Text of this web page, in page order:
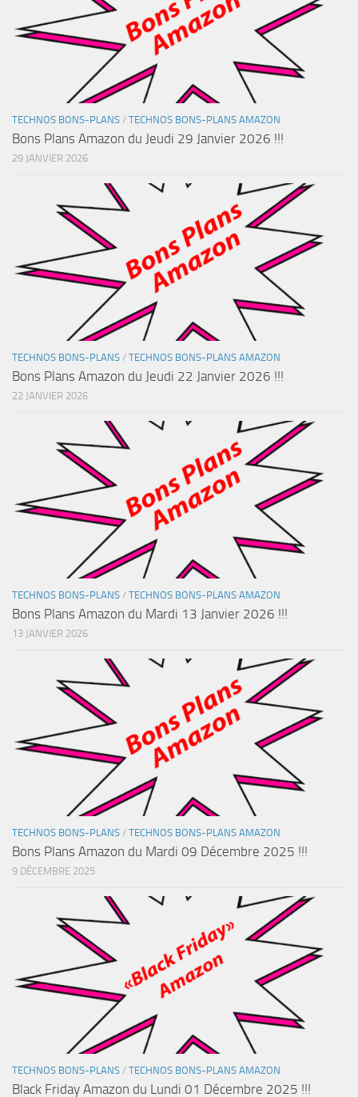
TECHNOS BONS-PLANS / TECHNOS BONS-PLANS AMAZON
Bons Plans Amazon du Jeudi 29 Janvier 2026 !!!
29 JANVIER 2026
TECHNOS BONS-PLANS / TECHNOS BONS-PLANS AMAZON
Bons Plans Amazon du Jeudi 22 Janvier 2026 !!!
22 JANVIER 2026
TECHNOS BONS-PLANS / TECHNOS BONS-PLANS AMAZON
Bons Plans Amazon du Mardi 13 Janvier 2026 !!!
13 JANVIER 2026
TECHNOS BONS-PLANS / TECHNOS BONS-PLANS AMAZON
Bons Plans Amazon du Mardi 09 Décembre 2025 !!!
9 DÉCEMBRE 2025
TECHNOS BONS-PLANS / TECHNOS BONS-PLANS AMAZON
Black Friday Amazon du Lundi 01 Décembre 2025 !!!